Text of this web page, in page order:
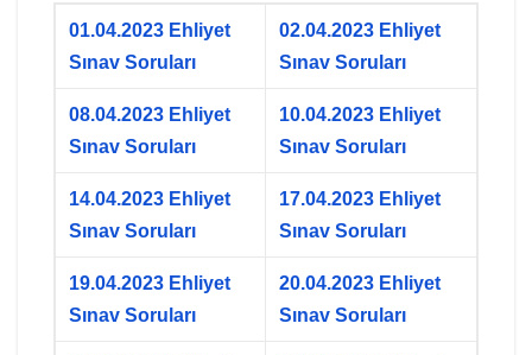
01.04.2023 Ehliyet
Sınav Soruları
02.04.2023 Ehliyet
Sınav Soruları
08.04.2023 Ehliyet
Sınav Soruları
10.04.2023 Ehliyet
Sınav Soruları
14.04.2023 Ehliyet
Sınav Soruları
17.04.2023 Ehliyet
Sınav Soruları
19.04.2023 Ehliyet
Sınav Soruları
20.04.2023 Ehliyet
Sınav Soruları